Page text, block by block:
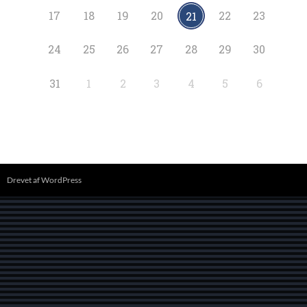
17 18 19 20 21 22 23
24 25 26 27 28 29 30
31 1 2 3 4 5 6
Drevet af WordPress